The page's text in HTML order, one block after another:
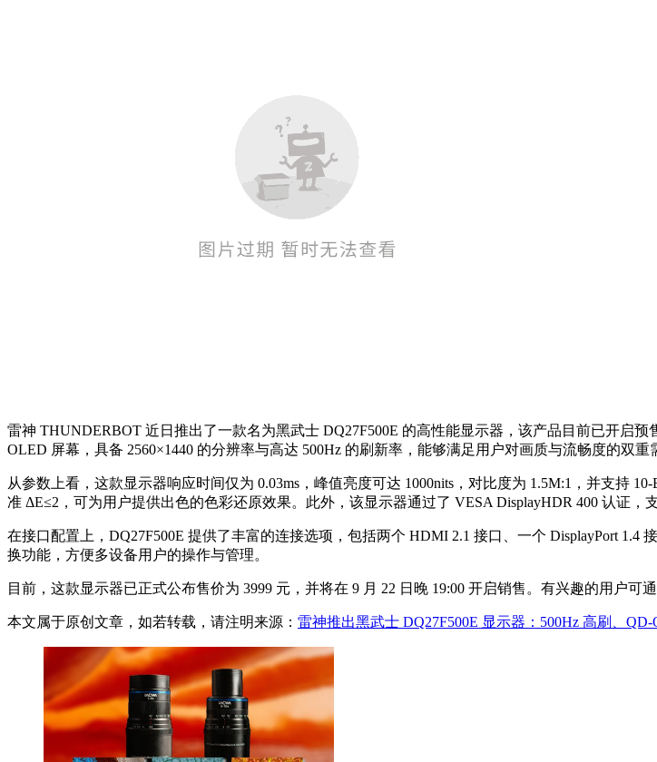
雷神 THUNDERBOT 近日推出了一款名为黑武士 DQ27F500E 的高性能显示器，该产品目前已开启
OLED 屏幕，具备 2560×1440 的分辨率与高达 500Hz 的刷新率，能够满足用户对画质与流畅度的双重
从参数上看，这款显示器响应时间仅为 0.03ms，峰值亮度可达 1000nits，对比度为 1.5M:1，并支持
准 ΔE≤2，可为用户提供出色的色彩还原效果。此外，该显示器通过了 VESA DisplayHDR 400 认证，
在接口配置上，DQ27F500E 提供了丰富的连接选项，包括两个 HDMI 2.1 接口、一个 DisplayPort
换功能，方便多设备用户的操作与管理。
目前，这款显示器已正式公布售价为 3999 元，并将在 9 月 22 日晚 19:00 开启销售。有兴趣的用户可
本文属于原创文章，如若转载，请注明来源： 雷神推出黑武士 DQ27F500E 显示器：500Hz 高刷、